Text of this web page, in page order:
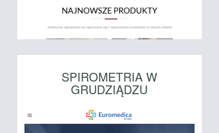
SPIROMETRIA W
GRUDZIĄDZU